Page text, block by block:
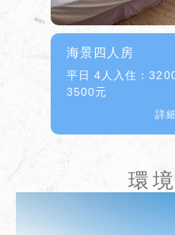
海景四人房
平日 4人入住：
3500元
5月~8月 2人入住詳
環